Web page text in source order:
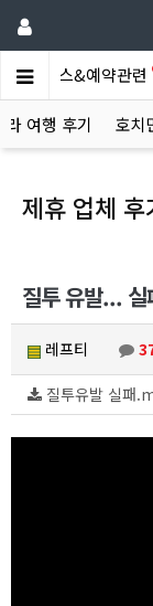
휴서비스&예약관련
라 여행 후기 호치
제휴 업체 후
질투 유발... 실
레프티
질투유발 실패